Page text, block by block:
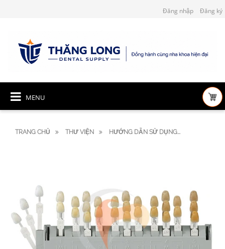
Đăng nhập Đăng ký
MENU
TRANG CHỦ THƯ VIỆN HƯỚNG DẪN SỬ DỤNG...